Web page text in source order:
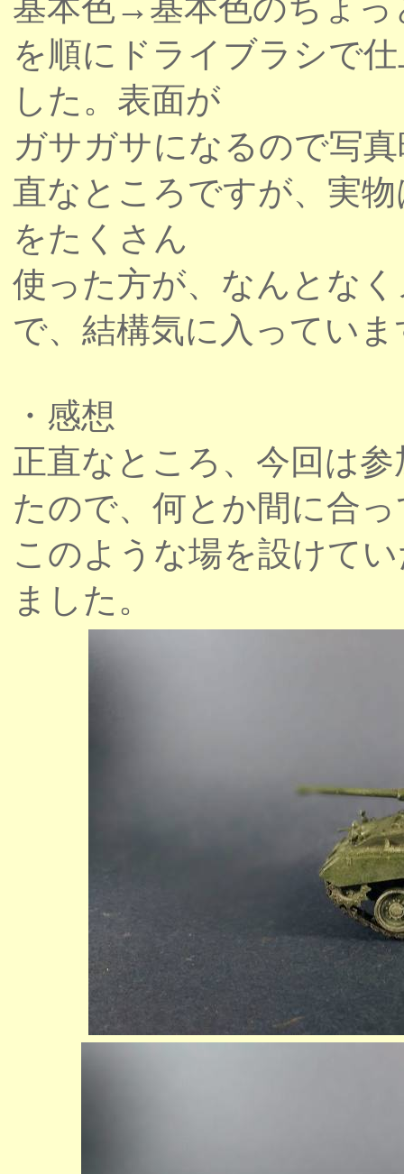
基本色→基本色のちょっ
を順にドライブラシで
した。表面が
ガサガサになるので写
直なところですが、実
をたくさん
使った方が、なんとな
で、結構気に入っていま
・感想
正直なところ、今回は
たので、何とか間に合
このような場を設けて
ました。